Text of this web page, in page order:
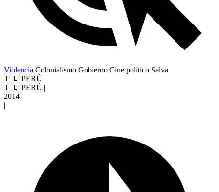
Violencia Colonialismo Gobierno Cine político Selva
🇵🇪 PERÚ
🇵🇪 PERÚ |
2014
|